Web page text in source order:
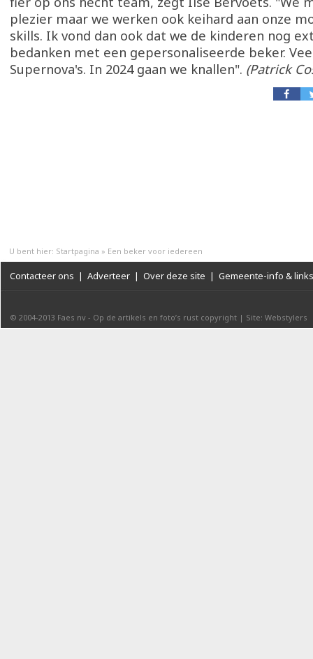
plezier maar we werken ook keihard aan onze
skills. Ik vond dan ook dat we de kinderen nog
bedanken met een gepersonaliseerde beker.
Supernova's. In 2024 gaan we knallen". (Patrick
U bent hier: Startpagina » Een beker voor iedereen
Contacteer ons | Adverteer | Over deze site | Gemeente-info & links
© 2004-2013 Faes nv - Op de artikels en foto’s rust copyright | Site: Webstylers